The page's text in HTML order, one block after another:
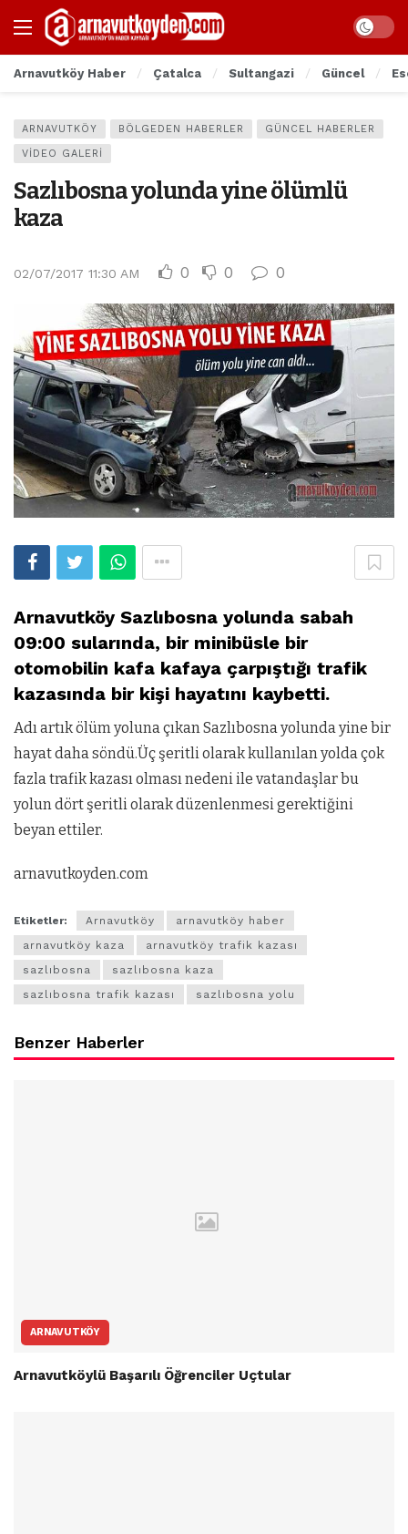
Arnavutköy Haber Çatalca Sultangazi Güncel
ARNAVUTKÖY BÖLGEDEN HABERLER GÜNCEL HABERLER
VIDEO GALERI
Sazlıbosna yolunda yine ölümlü
kaza
02/07/2017 11:30 AM 0 0 0
Arnavutköy Sazlıbosna yolunda sabah
09:00 sularında, bir minibüsle bir
otomobilin kafa kafaya çarpıştığı trafik
kazasında bir kişi hayatını kaybetti.
Adı artık ölüm yoluna çıkan Sazlıbosna yolunda yine bir
hayat daha söndü.Üç şeritli olarak kullanılan yolda çok
fazla trafik kazası olması nedeni ile vatandaşlar bu
yolun dört şeritli olarak düzenlenmesi gerektiğini
beyan ettiler.
arnavutkoyden.com
Etiketler: Arnavutköy
arnavutköy haber
arnavutköy kaza
arnavutköy trafik kazası
sazlıbosna
sazlıbosna kaza
sazlıbosna trafik kazası
sazlıbosna yolu
Benzer Haberler
ARNAVUTKÖY
Arnavutköylü Başarılı Öğrenciler Uçtular